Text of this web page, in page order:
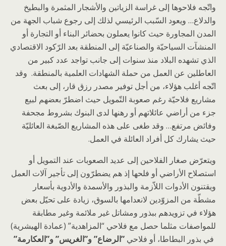
واتّجه فلاحوها إلى غراسة الزياتين والأشجار المثمرة والبطيخ
والدلاع… ويعود السّبب الرئيسي لذلك إلى رجوع شباب الجهة من
المدن المجاورة حيث كانوا يعملون بحضائر البناء أو التجارة أو
المنشآت السياحيّة والصناعيّة إلى المنطقة بعد الرّكود الاقتصادي
الذي تشهده البلاد منذ سنوات إلى جانب تواجد عدد كبير من
العاطلين عن العمل من حملة الشهادات العلمية بالمنطقة. وقد
اتّجه أغلب هؤلاء، من أجل توفير مصدر رزق قار، إلى بعث
مشاريع فلاحيّة رغم صعوبة التّمويل حيث اضطرّ بعضهم لبيع
جزء من أراضي عائلاتهم أو رهنها لدى البنوك بشروط مجحفة
وفائض مرتفع… وقد طغى على هذه المشاريع الصّبغة العائليّة
حيث يشارك كل أفراد العائلة في العمل.
ويتعرّض صغار الفلاحين إلى عديد الصعوبات عند التمويل أو
استصلاح الأراضي أو فلحها إذ هم يضطرّون إلى تأجير آلات العمل
ويقتنون الأدوات اللاّزمة والبذور والأسمدة والأدوية بأسعار
مشطّة من المزوّدين لانعدامها بالسوق، زيادة على تحيّل بعض
هؤلاء في تزويدهم ببذور ومشاتل غير ملائمة وغير مطابقة
للمواصفات مثلما حصل مع فلاحي “المزاهدية” (عمادة الهيشرية)
في بذور البطاطا، أو فلاحي ”الرضاع” و”الغريس” و”العكارمة”